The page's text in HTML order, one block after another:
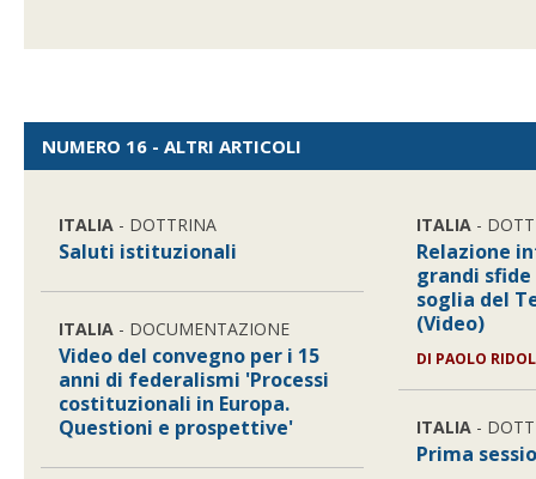
NUMERO 16 - ALTRI ARTICOLI
ITALIA - DOTTRINA
Saluti istituzionali
ITALIA - DOCUMENTAZIONE
Video del convegno per i 15
anni di federalismi 'Processi
costituzionali in Europa.
Questioni e prospettive'
ITALIA -
Relazione
grandi
soglia del
(Video)
DI PAOLO
ITALIA -
Prima